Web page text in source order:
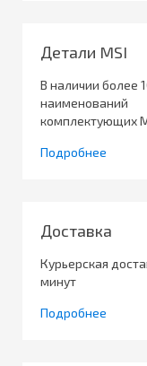
Детали MSI
В наличии более
наименований
комплектующих
Подробнее
Доставка
Курьерская
минут
Подробнее